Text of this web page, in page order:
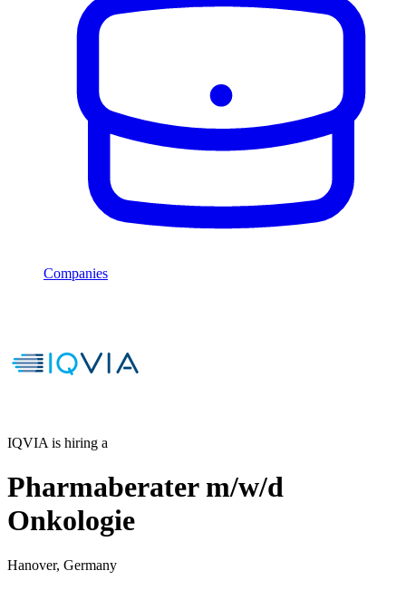
Companies
IQVIA is hiring a
Pharmaberater m/w/d
Onkologie
Hanover, Germany